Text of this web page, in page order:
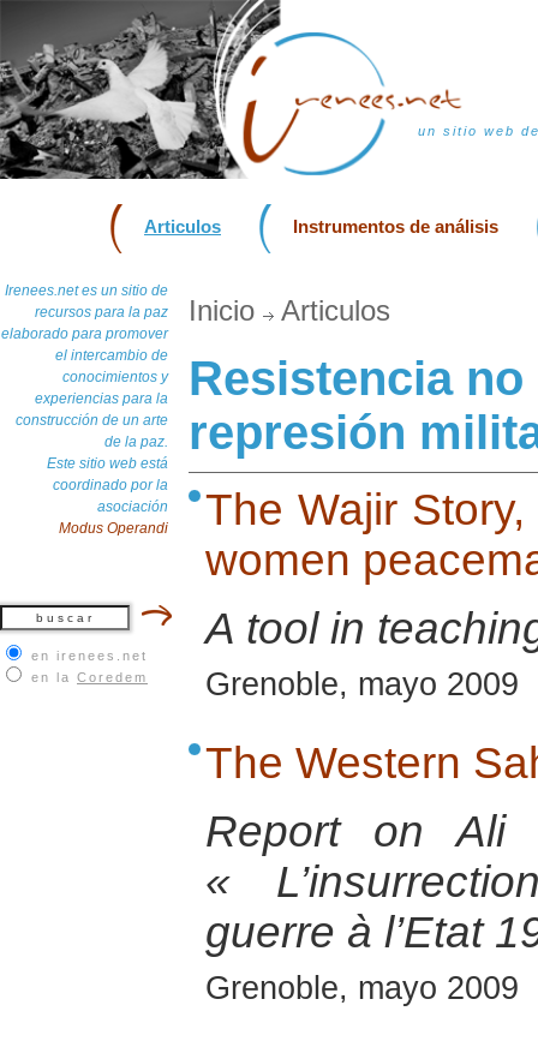
un sitio web
Articulos Instrumentos de análisis
Irenees.net es un sitio de
recursos para la paz
elaborado para promover
el intercambio de
conocimientos y
experiencias para la
construcción de un arte
de la paz.
Este sitio web está
coordinado por la
asociación
Modus Operandi
en irenees.net
en la Coredem
Inicio Articulos
Resistencia no
represión
The Wajir
women
A tool in
Grenoble, mayo 2009
The Western
Report on Ali
«
guerre à l’Etat
Grenoble, mayo 2009